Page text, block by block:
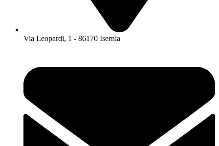
Via Leopardi, 1 - 86170 Isernia